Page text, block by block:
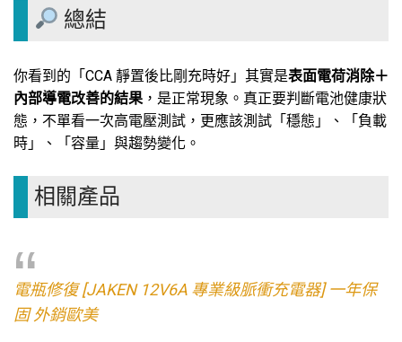
總結
你看到的「CCA 靜置後比剛充時好」其實是表面電荷消除＋
內部導電改善的結果 ，是正常現象。真正要判斷電池健康狀
態，不單看一次高電壓測試，更應該測試「穩態」、「負載
時」、「容量」與趨勢變化。
相關產品
電瓶修復 [JAKEN 12V6A 專業級脈衝充電器] 一年保
固 外銷歐美